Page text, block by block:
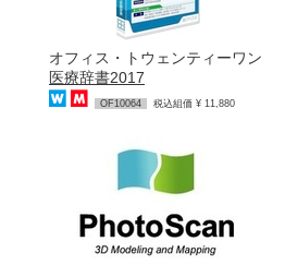
オフィス・トウェンティーワン
医療辞書2017
OF10064 税込組価 ¥ 11,880